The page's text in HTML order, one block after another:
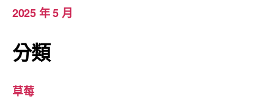
2025 年 5 月
分類
草莓